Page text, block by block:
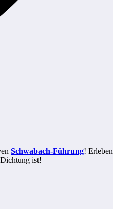
Schwabach-Führung!
ist!